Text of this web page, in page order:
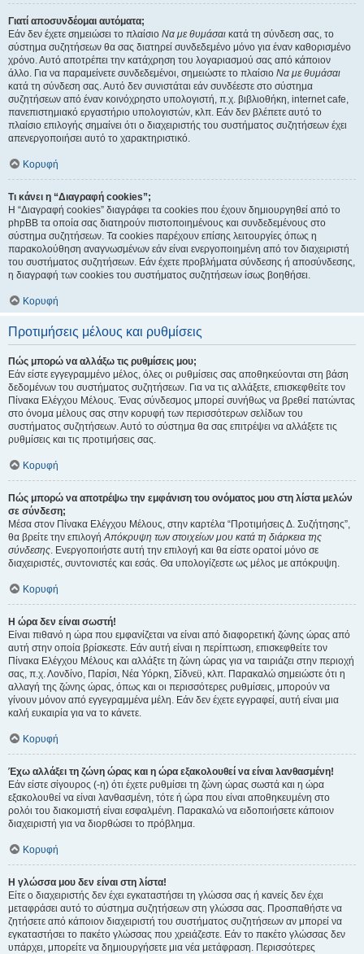
Γιατί αποσυνδέομαι αυτόματα;
Εάν δεν έχετε σημειώσει το πλαίσιο Να με θυμάσαι κατά τη σύνδεση σας, το
σύστημα συζητήσεων θα σας διατηρεί συνδεδεμένο μόνο για έναν καθορισμένο
χρόνο. Αυτό αποτρέπει την κατάχρηση του λογαριασμού σας από κάποιον
άλλο. Για να παραμείνετε συνδεδεμένοι, σημειώστε το πλαίσιο Να με θυμάσαι
κατά τη σύνδεση σας. Αυτό δεν συνιστάται εάν συνδέεστε στο σύστημα
συζητήσεων από έναν κοινόχρηστο υπολογιστή, π.χ. βιβλιοθήκη, internet cafe,
πανεπιστημιακό εργαστήριο υπολογιστών, κλπ. Εάν δεν βλέπετε αυτό το
πλαίσιο επιλογής σημαίνει ότι ο διαχειριστής του συστήματος συζητήσεων έχει
απενεργοποιήσει αυτό το χαρακτηριστικό.
Κορυφή
Τι κάνει η “Διαγραφή cookies”;
Η “Διαγραφή cookies” διαγράφει τα cookies που έχουν δημιουργηθεί από το
phpBB τα οποία σας διατηρούν πιστοποιημένους και συνδεδεμένους στο
σύστημα συζητήσεων. Τα cookies παρέχουν επίσης λειτουργίες όπως η
παρακολούθηση αναγνωσμένων εάν είναι ενεργοποιημένη από τον διαχειριστή
του συστήματος συζητήσεων. Εάν έχετε προβλήματα σύνδεσης ή αποσύνδεσης,
η διαγραφή των cookies του συστήματος συζητήσεων ίσως βοηθήσει.
Κορυφή
Προτιμήσεις μέλους και ρυθμίσεις
Πώς μπορώ να αλλάξω τις ρυθμίσεις μου;
Εάν είστε εγγεγραμμένο μέλος, όλες οι ρυθμίσεις σας αποθηκεύονται στη βάση
δεδομένων του συστήματος συζητήσεων. Για να τις αλλάξετε, επισκεφθείτε τον
Πίνακα Ελέγχου Μέλους. Ένας σύνδεσμος μπορεί συνήθως να βρεθεί πατώντας
στο όνομα μέλους σας στην κορυφή των περισσότερων σελίδων του
συστήματος συζητήσεων. Αυτό το σύστημα θα σας επιτρέψει να αλλάξετε τις
ρυθμίσεις και τις προτιμήσεις σας.
Κορυφή
Πώς μπορώ να αποτρέψω την εμφάνιση του ονόματος μου στη λίστα μελών
σε σύνδεση;
Μέσα στον Πίνακα Ελέγχου Μέλους, στην καρτέλα “Προτιμήσεις Δ. Συζήτησης”,
θα βρείτε την επιλογήΑπόκρυψη των στοιχείων μου κατά τη διάρκεια της
σύνδεσης. Ενεργοποιήστε αυτή την επιλογή και θα είστε ορατοί μόνο σε
διαχειριστές, συντονιστές και εσάς. Θα υπολογίζεστε ως μέλος με απόκρυψη.
Κορυφή
Η ώρα δεν είναι σωστή!
Είναι πιθανό η ώρα που εμφανίζεται να είναι από διαφορετική ζώνης ώρας από
αυτή στην οποία βρίσκεστε. Εάν αυτή είναι η περίπτωση, επισκεφθείτε τον
Πίνακα Ελέγχου Μέλους και αλλάξτε τη ζώνη ώρας για να ταιριάζει στην περιοχή
σας, π.χ. Λονδίνο, Παρίσι, Νέα Υόρκη, Σίδνεϋ, κλπ. Παρακαλώ σημειώστε ότι η
αλλαγή της ζώνης ώρας, όπως και οι περισσότερες ρυθμίσεις, μπορούν να
γίνουν μόνον από εγγεγραμμένα μέλη. Εάν δεν έχετε εγγραφεί, αυτή είναι μια
καλή ευκαιρία για να το κάνετε.
Κορυφή
Έχω αλλάξει τη ζώνη ώρας και η ώρα εξακολουθεί να είναι λανθασμένη!
Εάν είστε σίγουρος (-η) ότι έχετε ρυθμίσει τη ζώνη ώρας σωστά και η ώρα
εξακολουθεί να είναι λανθασμένη, τότε ή ώρα που είναι αποθηκευμένη στο
ρολόι του διακομιστή είναι εσφαλμένη. Παρακαλώ να ειδοποιήσετε κάποιον
διαχειριστή για να διορθώσει το πρόβλημα.
Κορυφή
Η γλώσσα μου δεν είναι στη λίστα!
Είτε ο διαχειριστής δεν έχει εγκαταστήσει τη γλώσσα σας ή κανείς δεν έχει
μεταφράσει αυτό το σύστημα συζητήσεων στη γλώσσα σας. Προσπαθήστε να
ζητήσετε από κάποιον διαχειριστή του συστήματος συζητήσεων αν μπορεί να
εγκαταστήσει το πακέτο γλώσσας που χρειάζεστε. Εάν το πακέτο γλώσσας δεν
υπάρχει, μπορείτε να δημιουργήσετε μια νέα μετάφραση. Περισσότερες